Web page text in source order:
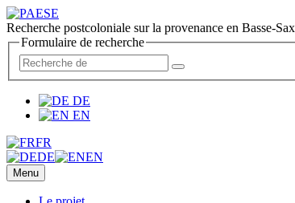
Recherche postcoloniale sur la provenance en Basse-
Formulaire de recherche
DE
EN
FR
DE
EN
Menu